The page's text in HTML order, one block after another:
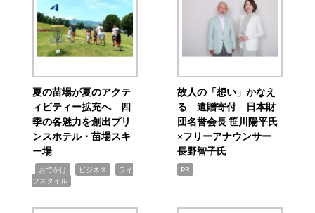
夏の苗場が夏のアクテ
ィビティー拡充へ 四
季の各魅力を創出プリ
ンスホテル・苗場スキ
ー場
おでかけ ビジネス
ライ
フスタイル
故人の「想い」かなえ
る 遺贈寄付 日本財
団名誉会長 笹川陽平氏
×フリーアナウンサー
長野智子氏
PR